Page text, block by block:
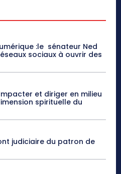
:le sénateur Ned
sociaux à ouvrir des
et diriger en milieu
spirituelle du
judiciaire du patron de